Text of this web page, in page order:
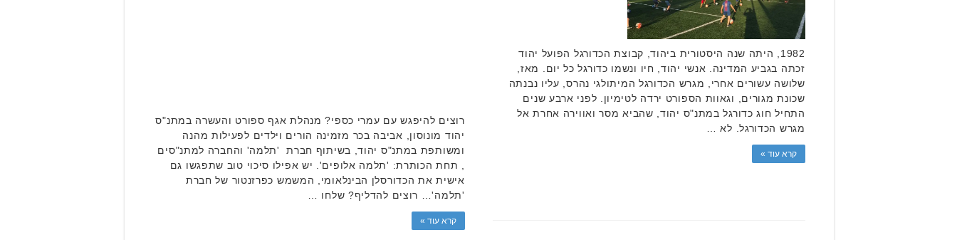
1982, היתה שנה היסטורית ביהוד, קבוצת הכדורגל הפועל יהוד
זכתה בגביע המדינה. אנשי יהוד, חיו ונשמו כדורגל כל יום. מאז,
שלושה עשורים אחרי, מגרש הכדורגל המיתולגי נהרס, עליו נבנתה
שכונת מגורים, וגאוות הספורט ירדה לטימיון. לפני ארבע שנים
התחיל חוג כדורגל במתנ"ס יהוד, שהביא מסר ואווירה אחרת אל
מגרש הכדורגל. לא …
קרא עוד »
רוצים להיפגש עם עמרי כספי? מנהלת אגף ספורט והעשרה במתנ"ס
יהוד מונוסון, אביבה בכר מזמינה הורים וילדים לפעילות מהנה
ומשותפת במתנ"ס יהוד, בשיתוף חברת 'תלמה' והחברה למתנ"סים
, תחת הכותרת: 'תלמה אלופים'. יש אפילו סיכוי טוב שתפגשו גם
אישית את הכדורסלן הבינלאומי, המשמש כפרזנטור של חברת
'תלמה'… רוצים להדליף? שלחו …
קרא עוד »